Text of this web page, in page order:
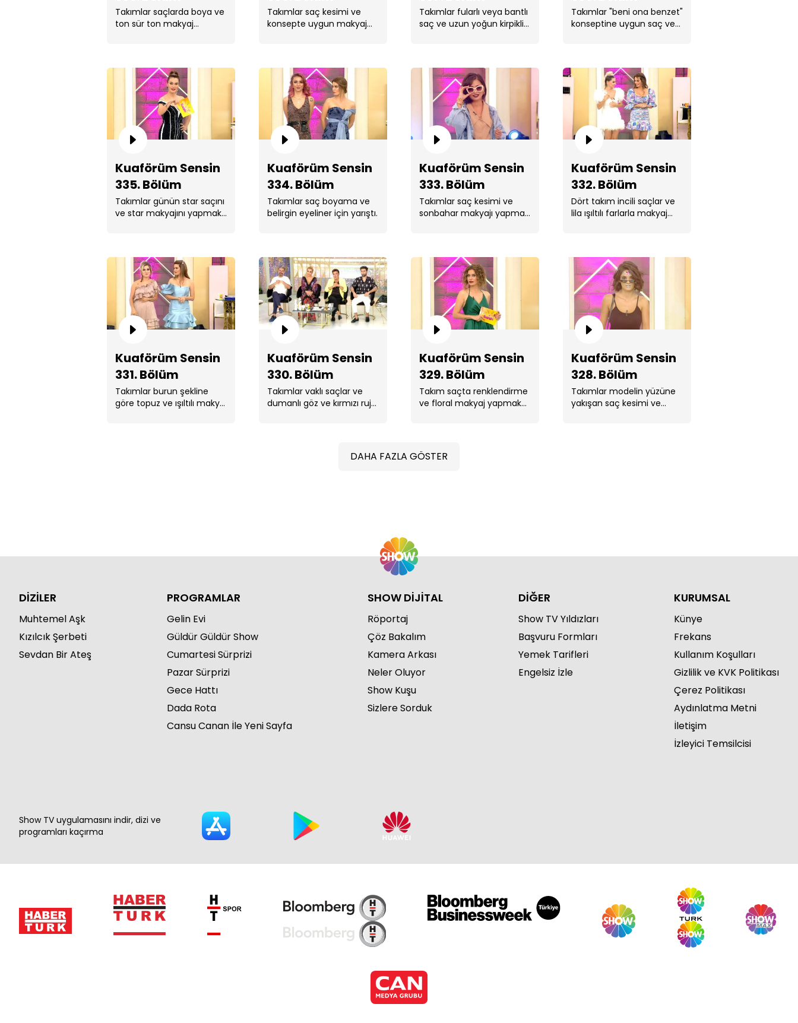
Kuaförüm Sensin 334. Bölüm
Kuaförüm Sensin 332. Bölüm
Kuaförüm Sensin 331. Bölüm
Kuaförüm Sensin 329. Bölüm
Kuaförüm Sensin 327. Bölüm
Takımlar saçlarda boya ve
ton sür ton makyaj
belli . ...
Takımlar saç kesimi ve
konsepte uygun makyaj
Takımlar fularlı veya bantlı
saç ve uzun yoğun kirpikli
Takımlar "beni ona benzet"
konseptine uygun saç ve
Kuaförüm Sensin
335. Bölüm
Takımlar günün star saçını
ve star makyajını yapmak
Kuaförüm Sensin
334. Bölüm
Takımlar saç boyama ve
belirgin eyeliner için yarıştı.
Kuaförüm Sensin
333. Bölüm
Takımlar saç kesimi ve
sonbahar makyajı yapmak
Kuaförüm Sensin
332. Bölüm
Dört takım incili saçlar ve
lila ışıltılı farlarla makyaj
Kuaförüm Sensin
331. Bölüm
Takımlar burun şekline
göre topuz ve ışıltılı makyaj
Kuaförüm Sensin
330. Bölüm
Takımlar vaklı saçlar ve
dumanlı göz ve kırmızı ruj
Kuaförüm Sensin
329. Bölüm
Takım saçta renklendirme
ve floral makyaj yapmak
Kuaförüm Sensin
328. Bölüm
Takımlar modelin yüzüne
yakışan saç kesimi ve
DAHA FAZLA GÖSTER
DİZİLER
Muhtemel Aşk
Kızılcık Şerbeti
Sevdan Bir Ateş
PROGRAMLAR
Gelin Evi
Güldür Güldür Show
Cumartesi Sürprizi
Pazar Sürprizi
Gece Hattı
Dada Rota
Cansu Canan İle Yeni Sayfa
SHOW DİJİTAL
Röportaj
Çöz Bakalım
Kamera Arkası
Neler Oluyor
Show Kuşu
Sizlere Sorduk
DİĞER
Show TV Yıldızları
Başvuru Formları
Yemek Tarifleri
Engelsiz İzle
KURUMSAL
Künye
Frekans
Kullanım Koşulları
Gizlilik ve KVK Politikası
Çerez Politikası
Aydınlatma Metni
İletişim
İzleyici Temsilcisi
Show TV uygulamasını indir, dizi ve
programları kaçırma